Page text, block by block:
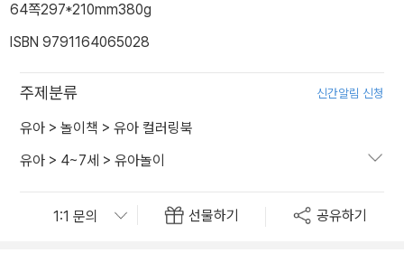
64쪽297*210mm380g
ISBN 9791164065028
주제분류 신간알림 신청
유아 > 놀이책 > 유아 컬러링북
유아 > 4~7세 > 유아놀이
선물하기 공유하기